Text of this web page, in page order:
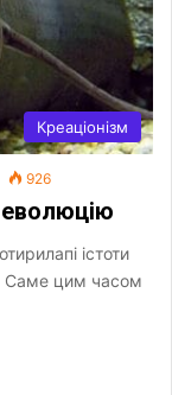
Креаціонізм
926
істоти
Саме цим часом